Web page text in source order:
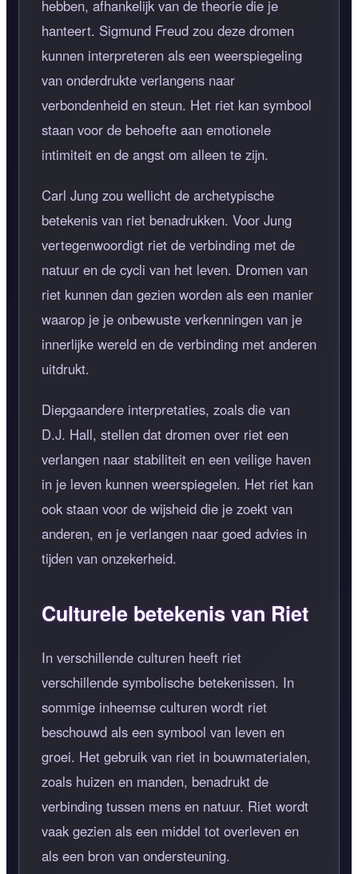
hebben, afhankelijk van de theorie die je
hanteert. Sigmund Freud zou deze dromen
kunnen interpreteren als een weerspiegeling
van onderdrukte verlangens naar
verbondenheid en steun. Het riet kan symbool
staan voor de behoefte aan emotionele
intimiteit en de angst om alleen te zijn.
Carl Jung zou wellicht de archetypische
betekenis van riet benadrukken. Voor Jung
vertegenwoordigt riet de verbinding met de
natuur en de cycli van het leven. Dromen van
riet kunnen dan gezien worden als een manier
waarop je je onbewuste verkenningen van je
innerlijke wereld en de verbinding met anderen
uitdrukt.
Diepgaandere interpretaties, zoals die van
D.J. Hall, stellen dat dromen over riet een
verlangen naar stabiliteit en een veilige haven
in je leven kunnen weerspiegelen. Het riet kan
ook staan voor de wijsheid die je zoekt van
anderen, en je verlangen naar goed advies in
tijden van onzekerheid.
Culturele betekenis van Riet
In verschillende culturen heeft riet
verschillende symbolische betekenissen. In
sommige inheemse culturen wordt riet
beschouwd als een symbool van leven en
groei. Het gebruik van riet in bouwmaterialen,
zoals huizen en manden, benadrukt de
verbinding tussen mens en natuur. Riet wordt
vaak gezien als een middel tot overleven en
als een bron van ondersteuning.